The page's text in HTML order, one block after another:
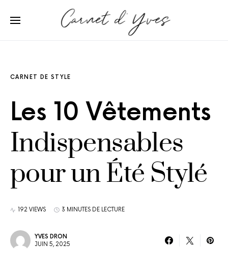
CARNET DE STYLE
Les 10 Vêtements
Indispensables
pour un Été Stylé
192 VIEWS 3 MINUTES DE LECTURE
YVES DRON
JUIN 5, 2025